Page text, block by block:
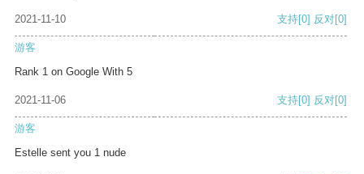
2021-11-10 支持[0] 反对[0]
游客
Rank 1 on Google With 5
2021-11-06 支持[0] 反对[0]
游客
Estelle sent you 1 nude